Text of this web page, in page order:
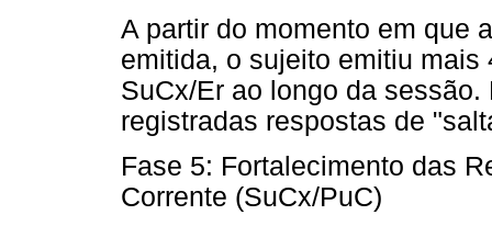
A partir do momento em que
emitida, o sujeito emitiu mais
SuCx/Er ao longo da
registradas respostas de
Fase 5: Fortalecimento das
Corrente (SuCx/PuC)